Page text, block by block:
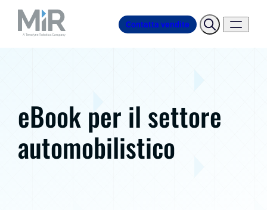
Contatta vendite
eBook per il settore
automobilistico